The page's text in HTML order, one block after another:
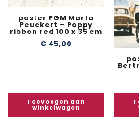
poster PGM Marta
Peuckert – Poppy
ribbon red 100 x 35 cm
€ 45,00
Toevoegen aan
winkelwagen